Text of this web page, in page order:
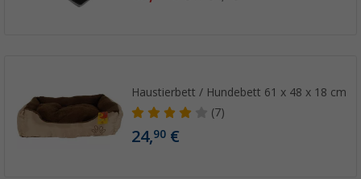
Haustierbett / Hundebett 61 x 48 x 18 cm
(7)
24,90 €